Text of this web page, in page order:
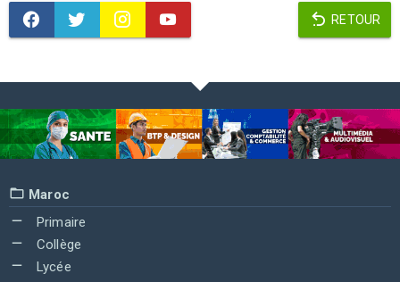
RETOUR
Maroc
Primaire
Collège
Lycée